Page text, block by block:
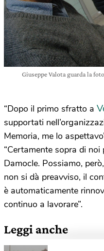
Giuseppe Valota guarda la
“Dopo il primo sfratto a
supportati
Memoria, me lo
“Certamente sopra di
Damocle. Possiamo,
non si dà preavviso, il
è automaticamente
continuo a lavorare”.
Leggi anche